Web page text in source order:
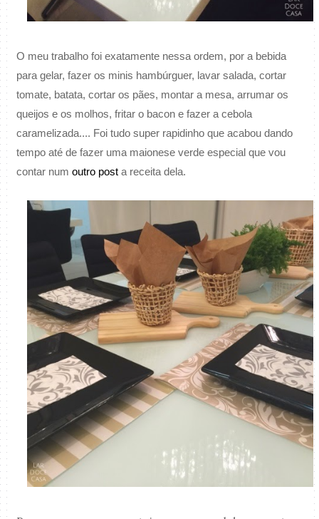
O meu trabalho foi exatamente nessa ordem, por a bebida
para gelar, fazer os minis hambúrguer, lavar salada, cortar
tomate, batata, cortar os pães, montar a mesa, arrumar os
queijos e os molhos, fritar o bacon e fazer a cebola
caramelizada.... Foi tudo super rapidinho que acabou dando
tempo até de fazer uma maionese verde especial que vou
contar numoutro post a receita dela.